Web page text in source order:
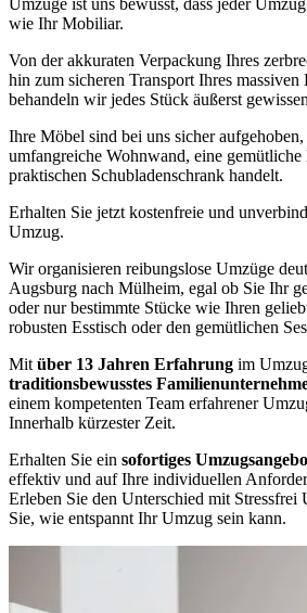
Umzüge ist uns bewusst, dass jeder
wie Ihr Mobiliar.
Von der akkuraten Verpackung Ihres
hin zum sicheren Transport Ihres massiven
behandeln wir jedes Stück äußerst
Ihre Möbel sind bei uns sicher
umfangreiche Wohnwand, eine gemütliche
praktischen Schubladenschrank handelt.
Erhalten Sie jetzt kostenfreie und
Umzug.
Wir organisieren reibungslose Umzüge
Augsburg nach Mülheim, egal ob Sie Ihr
oder nur bestimmte Stücke wie Ihren
robusten Esstisch oder den gemütlichen
Mit über 13 Jahren Erfahrung im
traditionsbewusstes
einem kompetenten Team erfahrener
Innerhalb kürzester Zeit.
Erhalten Sie ein sofortiges
effektiv und auf Ihre individuellen
Erleben Sie den Unterschied mit Stressfrei
Sie, wie entspannt Ihr Umzug sein kann.